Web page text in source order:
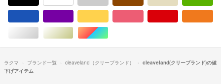
シルバー/銀色系ゴールド/金色系マルチカラー
ラクマ ブランド一覧 cleaveland（クリーブランド）
cleaveland(クリーブランド)の値
下げアイテム